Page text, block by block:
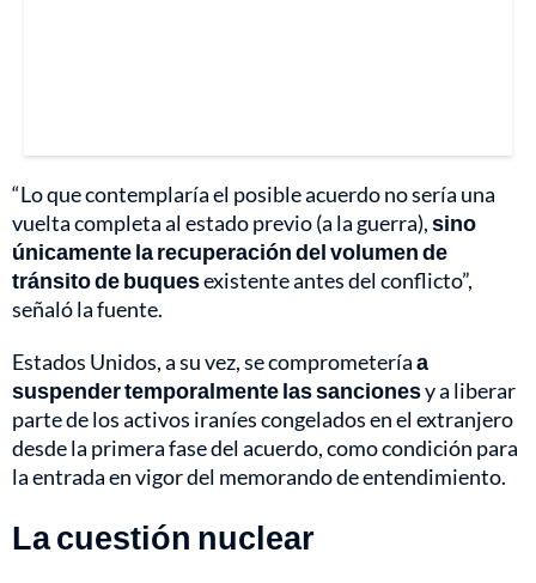
“Lo que contemplaría el posible acuerdo no sería una
vuelta completa al estado previo (a la guerra),sino
únicamente la recuperación del volumen de
tránsito de buquesexistente antes del conflicto”,
señaló la fuente.
Estados Unidos, a su vez, se comprometeríaa
suspender temporalmente las sancionesy a liberar
parte de los activos iraníes congelados en el extranjero
desde la primera fase del acuerdo, como condición para
la entrada en vigor del memorando de entendimiento.
La cuestión nuclear